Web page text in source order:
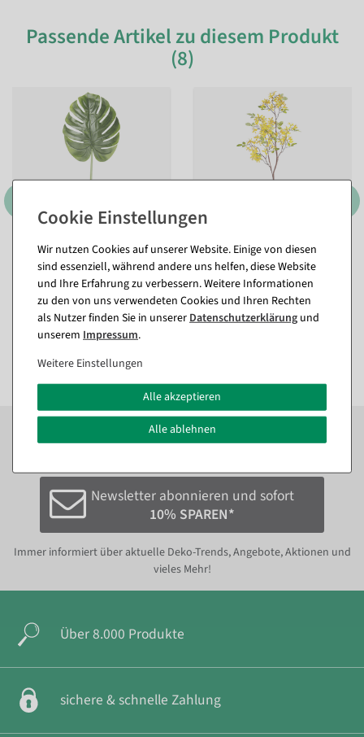
Passende Artikel zu diesem Produkt
(8)
XXL Monstera-Kunstblatt
130 cm
Sofort versandfähig.
29,69 €
24,95 EUR zzgl. ges. MwSt.
Künstlicher Forsythienzweig
gelb, 95 cm
Sofort versandfähig.
Zum Newsletter anmelden und sofort
nächsten Bestellung sparen.*
Newsletter abonnieren und sofort
10% SPAREN*
Immer informiert über aktuelle Deko-Trends, Angebote, Aktionen und
vieles Mehr!
Über 8.000 Produkte
sichere & schnelle Zahlung
Wir nutzen Cookies auf unserer Website. Einige von diesen
sind essenziell, während andere uns helfen, diese Website
und Ihre Erfahrung zu verbessern. Weitere Informationen
zu den von uns verwendeten Cookies und Ihren Rechten
als Nutzer finden Sie in unsererDaten­schutz­erklärung und
unserem Impressum.
Weitere Einstellungen
Alle akzeptieren
Alle ablehnen